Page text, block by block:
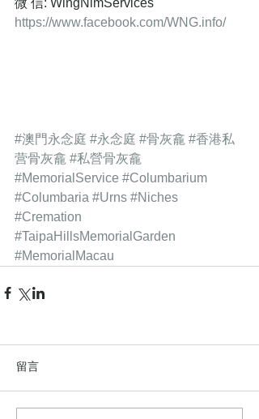
https://www.facebook.com/WNG.info/​
#澳門永念庭 #永念庭 #骨灰龕 #香港私
营骨灰龕 #私營骨灰龕
#MemorialService #Columbarium
#Columbaria #Urns #Niches
#Cremation
#TaipaHillsMemorialGarden
#MemorialMacau
留言